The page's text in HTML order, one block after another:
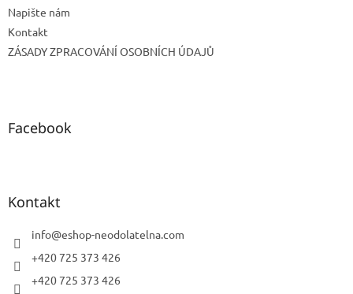
Napište nám
Kontakt
ZÁSADY ZPRACOVÁNÍ OSOBNÍCH ÚDAJŮ
Facebook
Kontakt
info@eshop-neodolatelna.com
+420 725 373 426
+420 725 373 426